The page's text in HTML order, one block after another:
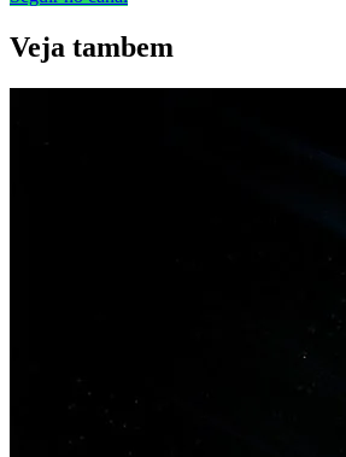
Veja tambem